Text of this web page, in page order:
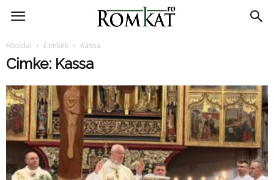
RomKat.ro
Főoldal Cimkék Kassa
Cimke: Kassa